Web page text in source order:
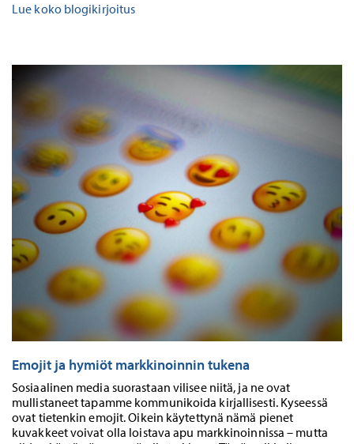
Lue koko blogikirjoitus
Emojit ja hymiöt markkinoinnin tukena
Sosiaalinen media suorastaan vilisee niitä, ja ne ovat
mullistaneet tapamme kommunikoida kirjallisesti. Kyseessä
ovat tietenkin emojit. Oikein käytettynä nämä pienet
kuvakkeet voivat olla loistava apu markkinoinnissa – mutta